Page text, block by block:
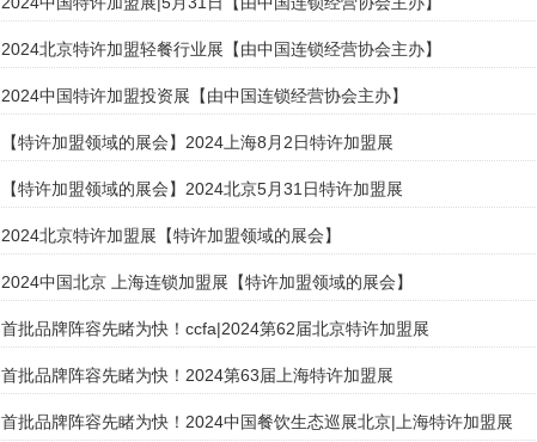
2024北京特许加盟轻餐行业展【由中国连锁经营协会主办】
2024中国特许加盟投资展【由中国连锁经营协会主办】
【特许加盟领域的展会】2024上海8月2日特许加盟展
【特许加盟领域的展会】2024北京5月31日特许加盟展
2024北京特许加盟展【特许加盟领域的展会】
2024中国北京 上海连锁加盟展【特许加盟领域的展会】
首批品牌阵容先睹为快！ccfa|2024第62届北京特许加盟展
首批品牌阵容先睹为快！2024第63届上海特许加盟展
首批品牌阵容先睹为快！2024中国餐饮生态巡展北京|上海特许加盟展